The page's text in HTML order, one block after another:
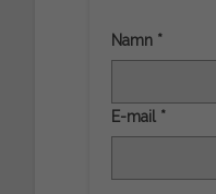
Namn *
E-mail *